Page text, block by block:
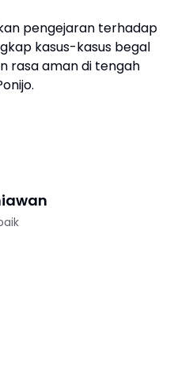
pengejaran terhadap
kasus-kasus begal
rasa aman di tengah